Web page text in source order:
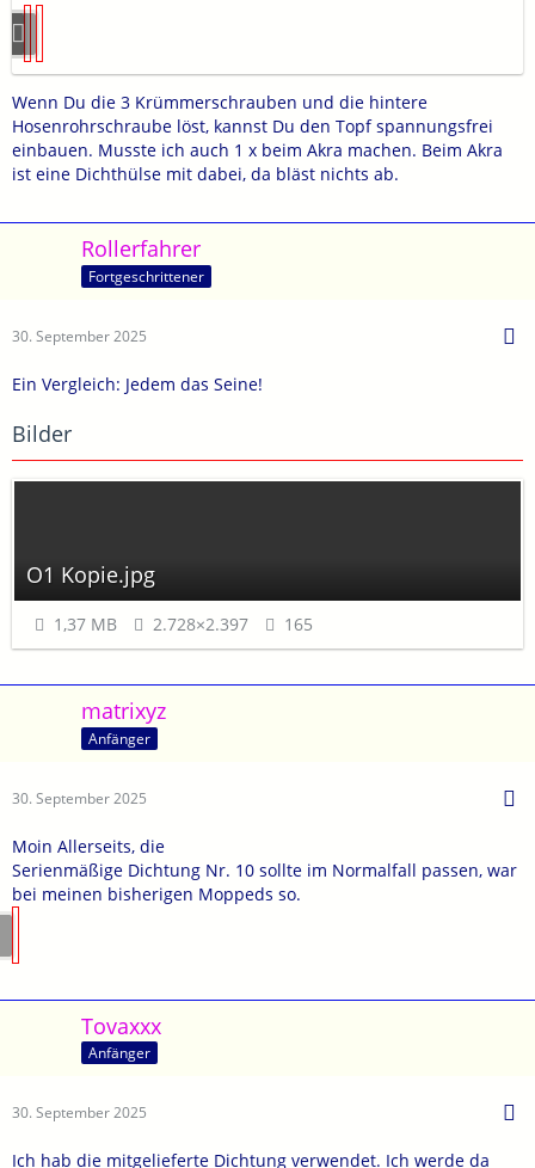
Wenn Du die 3 Krümmerschrauben und die hintere
Hosenrohrschraube löst, kannst Du den Topf spannungsfrei
einbauen. Musste ich auch 1 x beim Akra machen. Beim Akra
ist eine Dichthülse mit dabei, da bläst nichts ab.
Rollerfahrer
Fortgeschrittener
30. September 2025
Ein Vergleich: Jedem das Seine!
Bilder
O1 Kopie.jpg
1,37 MB 2.728×2.397 165
matrixyz
Anfänger
30. September 2025
Moin Allerseits, die
Serienmäßige Dichtung Nr. 10 sollte im Normalfall passen, war
bei meinen bisherigen Moppeds so.
Tovaxxx
Anfänger
30. September 2025
Ich hab die mitgelieferte Dichtung verwendet. Ich werde da